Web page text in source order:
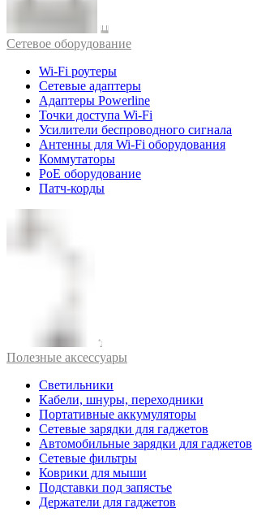
Cетевое оборудование
Wi-Fi роутеры
Сетевые адаптеры
Адаптеры Powerline
Точки доступа Wi-Fi
Усилители беспроводного сигнала
Антенны для Wi-Fi оборудования
Коммутаторы
PoE оборудование
Патч-корды
Полезные аксессуары
Светильники
Кабели, шнуры, переходники
Портативные аккумуляторы
Сетевые зарядки для гаджетов
Автомобильные зарядки для гаджетов
Сетевые фильтры
Коврики для мыши
Подставки под запястье
Держатели для гаджетов